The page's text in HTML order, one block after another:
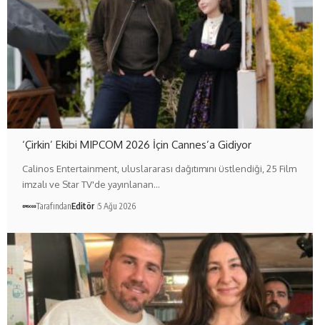
‘Çirkin’ Ekibi MIPCOM 2026 İçin Cannes’a Gidiyor
Calinos Entertainment, uluslararası dağıtımını üstlendiği, 25 Film
imzalı ve Star TV'de yayınlanan…
TarafındanEditör 5 Ağu 2026